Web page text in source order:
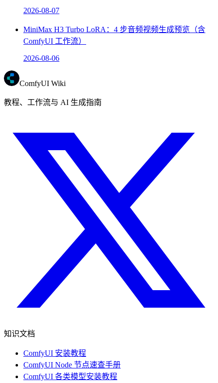
2026-08-07
MiniMax H3 Turbo LoRA：4 步音频视频生成预览（含
ComfyUI 工作流）
2026-08-06
ComfyUI Wiki
教程、工作流与 AI 生成指南
知识文档
ComfyUI 安装教程
ComfyUI Node 节点速查手册
ComfyUI 各类模型安装教程